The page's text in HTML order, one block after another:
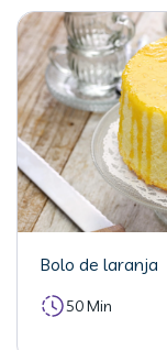
Bolo de laranja
50 Min